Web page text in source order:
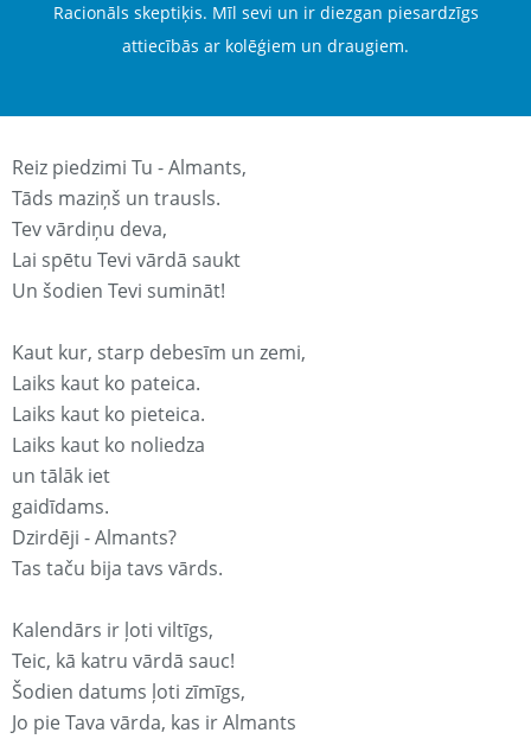
Racionāls skeptiķis. Mīl sevi un ir diezgan piesardzīgs
attiecībās ar kolēģiem un draugiem.
Reiz piedzimi Tu - Almants,
Tāds maziņš un trausls.
Tev vārdiņu deva,
Lai spētu Tevi vārdā saukt
Un šodien Tevi sumināt!
Kaut kur, starp debesīm un zemi,
Laiks kaut ko pateica.
Laiks kaut ko pieteica.
Laiks kaut ko noliedza
un tālāk iet
gaidīdams.
Dzirdēji - Almants?
Tas taču bija tavs vārds.
Kalendārs ir ļoti viltīgs,
Teic, kā katru vārdā sauc!
Šodien datums ļoti zīmīgs,
Jo pie Tava vārda, kas ir Almants